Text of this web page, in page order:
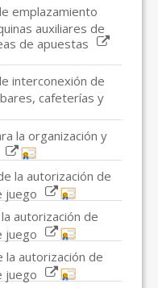
emplazamiento
auxiliares de
de apuestas
interconexión de
cafeterías y
la organización y
la autorización de
juego
autorización de
juego
la autorización de
juego